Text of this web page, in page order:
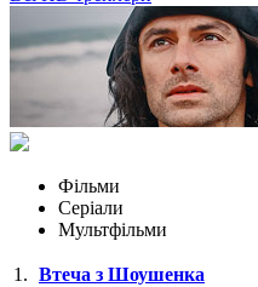
Фільми
Серіали
Мультфільми
1. Втеча з Шоушенка